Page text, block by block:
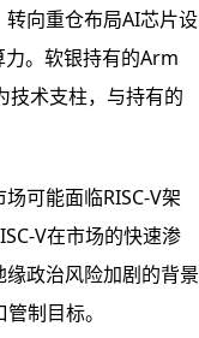
向重仓布局AI芯片设
。软银持有的Arm
技术支柱，与持有的
可能面临RISC-V架
V在市场的快速渗
政治风险加剧的背景
制目标。